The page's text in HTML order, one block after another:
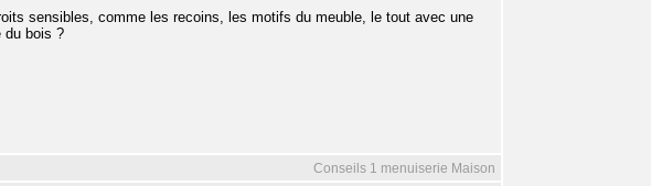
sensibles, comme les recoins, les motifs du meuble, le tout avec une
du bois ?
Conseils 1 menuiserie Maison